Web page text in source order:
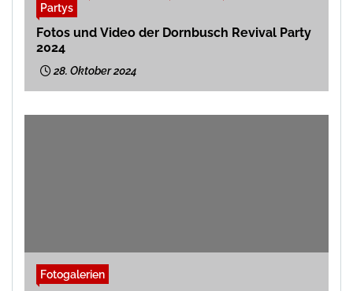
Partys
Fotos und Video der Dornbusch Revival Party
2024
28. Oktober 2024
Fotogalerien